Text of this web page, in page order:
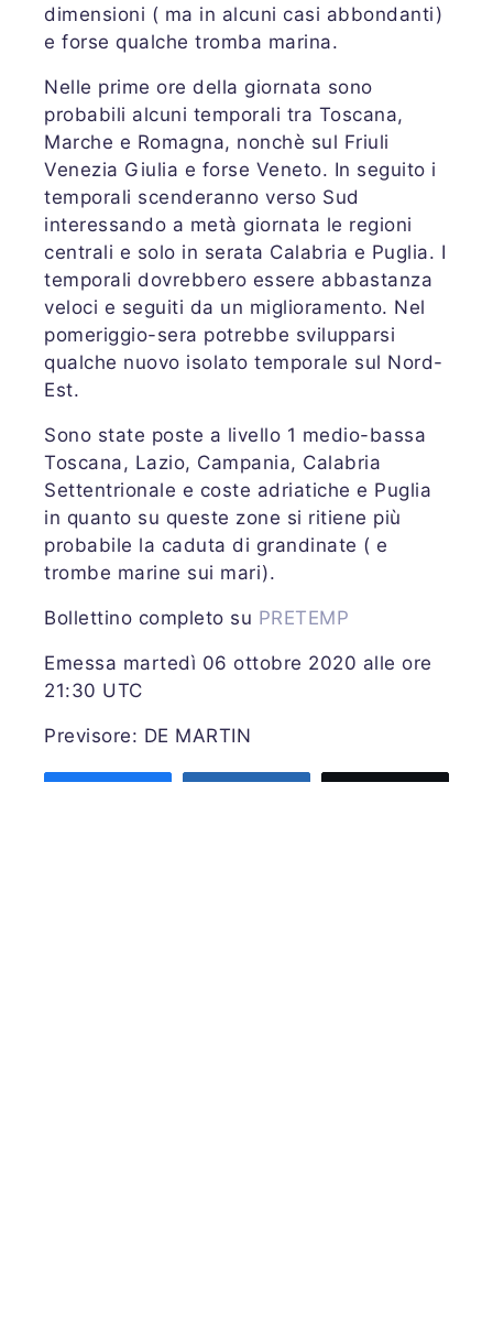
dimensioni ( ma in alcuni casi abbondanti)
e forse qualche tromba marina.
Nelle prime ore della giornata sono
probabili alcuni temporali tra Toscana,
Marche e Romagna, nonchè sul Friuli
Venezia Giulia e forse Veneto. In seguito i
temporali scenderanno verso Sud
interessando a metà giornata le regioni
centrali e solo in serata Calabria e Puglia. I
temporali dovrebbero essere abbastanza
veloci e seguiti da un miglioramento. Nel
pomeriggio-sera potrebbe svilupparsi
qualche nuovo isolato temporale sul Nord-
Est.
Sono state poste a livello 1 medio-bassa
Toscana, Lazio, Campania, Calabria
Settentrionale e coste adriatiche e Puglia
in quanto su queste zone si ritiene più
probabile la caduta di grandinate ( e
trombe marine sui mari).
Bollettino completo su PRETEMP
Emessa martedì 06 ottobre 2020 alle ore
21:30 UTC
Previsore: DE MARTIN